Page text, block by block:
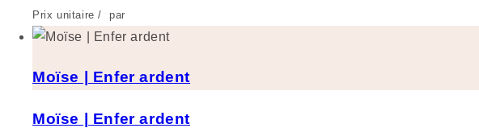
Prix unitaire / par
Moïse | Enfer ardent
Moïse | Enfer ardent